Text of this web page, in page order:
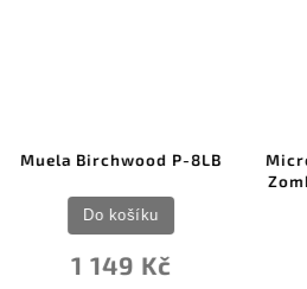
Microtech Hera II Mini OTF
10Z